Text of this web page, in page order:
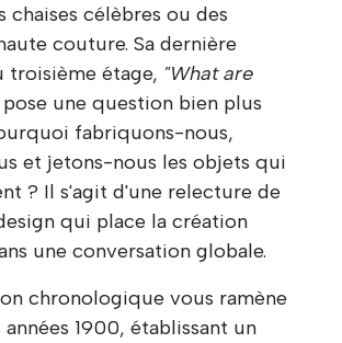
chaises célèbres ou des
couture. Sa dernière
troisième étage, "What are
pose une question bien plus
fabriquons-nous,
et jetons-nous les objets qui
? Il s'agit d'une relecture de
qui place la création
une conversation globale.
chronologique vous ramène
1900, établissant un